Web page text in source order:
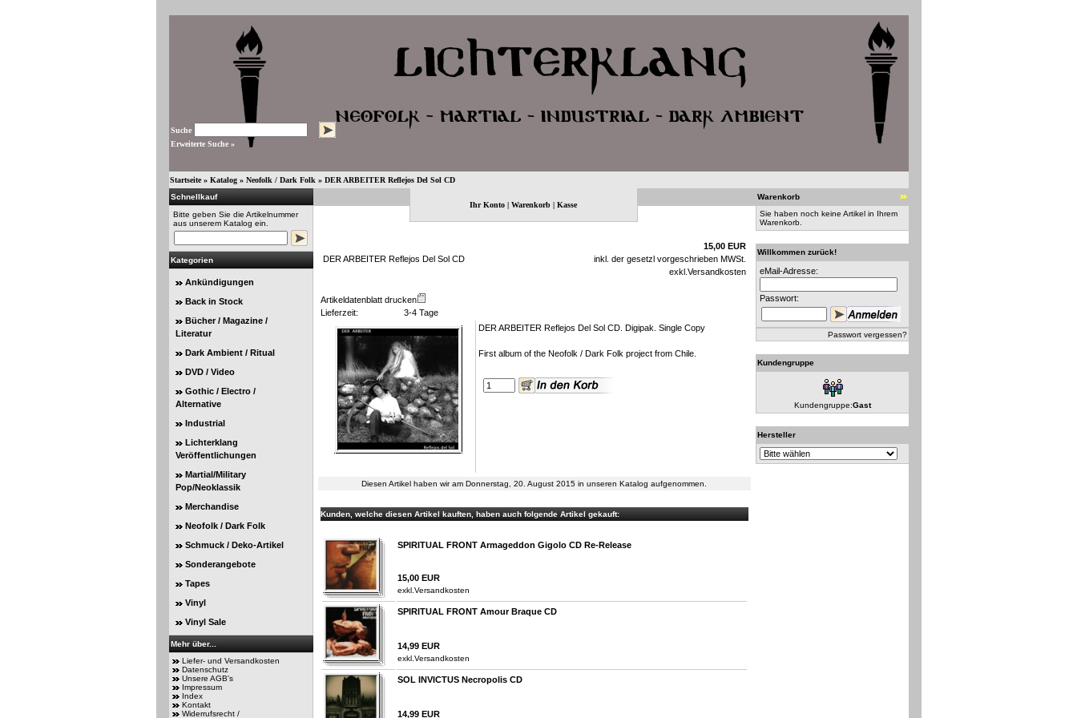
Suche
Erweiterte Suche »
Startseite» Katalog» Neofolk / Dark Folk » DER ARBEITER Reflejos Del Sol CD
Schnellkauf
Bitte geben Sie die Artikelnummer
aus unserem Katalog ein.
Kategorien
Ankündigungen
Back in Stock
Bücher / Magazine /
Literatur
Dark Ambient / Ritual
DVD / Video
Gothic / Electro /
Alternative
Industrial
Lichterklang
Veröffentlichungen
Martial/Military
Pop/Neoklassik
Merchandise
Neofolk / Dark Folk
Schmuck / Deko-Artikel
Sonderangebote
Tapes
Vinyl
Vinyl Sale
Mehr über...
Liefer- und Versandkosten
Datenschutz
Unsere AGB's
Impressum
Index
Kontakt
Widerrufsrecht /
Ihr Konto | Warenkorb | Kasse
DER ARBEITER Reflejos Del Sol CD
15,00 EUR
inkl. der gesetzl vorgeschrieben MWSt.
exkl. Versandkosten
Artikeldatenblatt drucken
Lieferzeit:
3-4 Tage
DER ARBEITER Reflejos Del Sol CD. Digipak. Single Copy
First album of the Neofolk / Dark Folk project from Chile.
Diesen Artikel haben wir am Donnerstag, 20. August 2015 in unseren Katalog aufgenommen.
Kunden, welche diesen Artikel kauften, haben auch folgende Artikel gekauft:
SPIRITUAL FRONT Armageddon Gigolo CD Re-Release
15,00 EUR
exkl. Versandkosten
SPIRITUAL FRONT Amour Braque CD
14,99 EUR
exkl. Versandkosten
SOL INVICTUS Necropolis CD
14,99 EUR
Warenkorb
Sie haben noch keine Artikel in Ihrem
Warenkorb.
Willkommen zurück!
eMail-Adresse:
Passwort:
Passwort vergessen?
Kundengruppe
Kundengruppe:Gast
Hersteller